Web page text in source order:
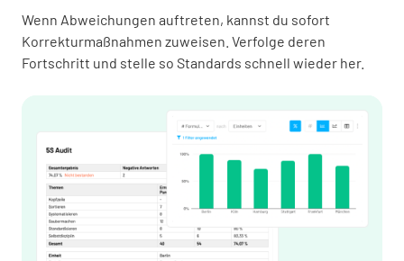
Wenn Abweichungen auftreten, kannst du sofort
Korrekturmaßnahmen zuweisen. Verfolge deren
Fortschritt und stelle so Standards schnell wieder her.